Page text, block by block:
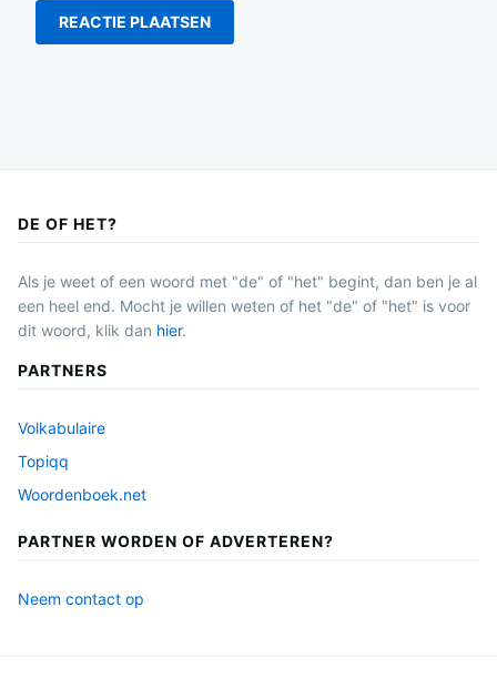
DE OF HET?
Als je weet of een woord met "de" of "het" begint, dan ben je al
een heel end. Mocht je willen weten of het "de" of "het" is voor
dit woord, klik dan hier.
PARTNERS
Volkabulaire
Topiqq
Woordenboek.net
PARTNER WORDEN OF ADVERTEREN?
Neem contact op